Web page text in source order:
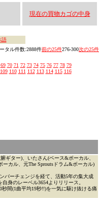
現在の買物カゴの中身
語
ータル件数:2888件前の25件276-300次の25件
69 70 71 72 73 74 75 76 77 78 79
109 110 111 112 113 114 115 116
ギター)、いたさん(ベース&ボーカル、
カル、元The Sproutsドラム&ボーカル)
バーチェンジを経て、活動5年の集大成
身のレーベル3654よりリリース。
間(1曲平均19秒!!)を一気に駆け抜ける痛